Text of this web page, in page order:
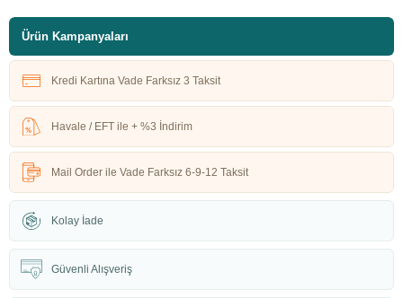
Ürün Kampanyaları
Kredi Kartına Vade Farksız 3 Taksit
Havale / EFT ile + %3 İndirim
Mail Order ile Vade Farksız 6-9-12 Taksit
Kolay İade
Güvenli Alışveriş